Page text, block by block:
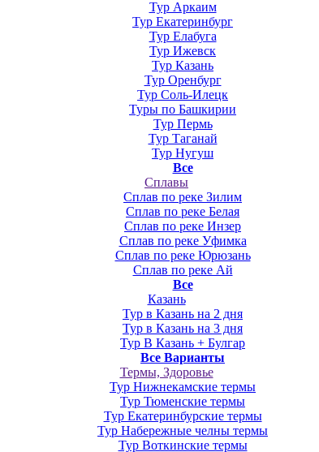
Тур Аркаим
Тур Екатеринбург
Тур Елабуга
Тур Ижевск
Тур Казань
Тур Оренбург
Тур Соль-Илецк
Туры по Башкирии
Тур Пермь
Тур Таганай
Тур Нугуш
Все
Сплавы
Сплав по реке Зилим
Сплав по реке Белая
Сплав по реке Инзер
Сплав по реке Уфимка
Сплав по реке Юрюзань
Сплав по реке Ай
Все
Казань
Тур в Казань на 2 дня
Тур в Казань на 3 дня
Тур В Казань + Булгар
Все Варианты
Термы, Здоровье
Тур Нижнекамские термы
Тур Тюменские термы
Тур Екатеринбурские термы
Тур Набережные челны термы
Тур Воткинские термы